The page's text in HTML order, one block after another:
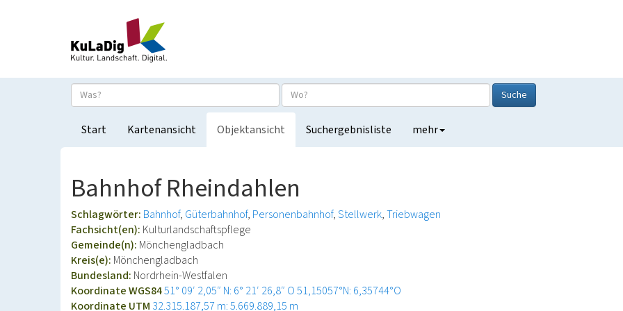
Suche
Start Kartenansicht Objektansicht Suchergebnisliste mehr
Bahnhof Rheindahlen
Schlagwörter: Bahnhof Güterbahnhof Personenbahnhof Stellwerk Triebwagen
Fachsicht(en): Kulturlandschaftspflege
Gemeinde(n): Mönchengladbach
Kreis(e): Mönchengladbach
Bundesland: Nordrhein-Westfalen
Koordinate WGS8451° 09′ 2,05″ N: 6° 21′ 26,8″ O51,15057°N: 6,35744°O
Koordinate UTM 32.315.187,57 m: 5.669.889,15 m